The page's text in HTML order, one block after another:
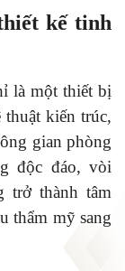
kế tinh
là một thiết bị
thuật kiến trúc,
gian phòng
độc đáo, vòi
trở thành tâm
thẩm mỹ sang